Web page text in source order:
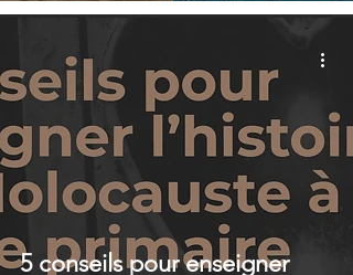
5 conseils pour enseigner